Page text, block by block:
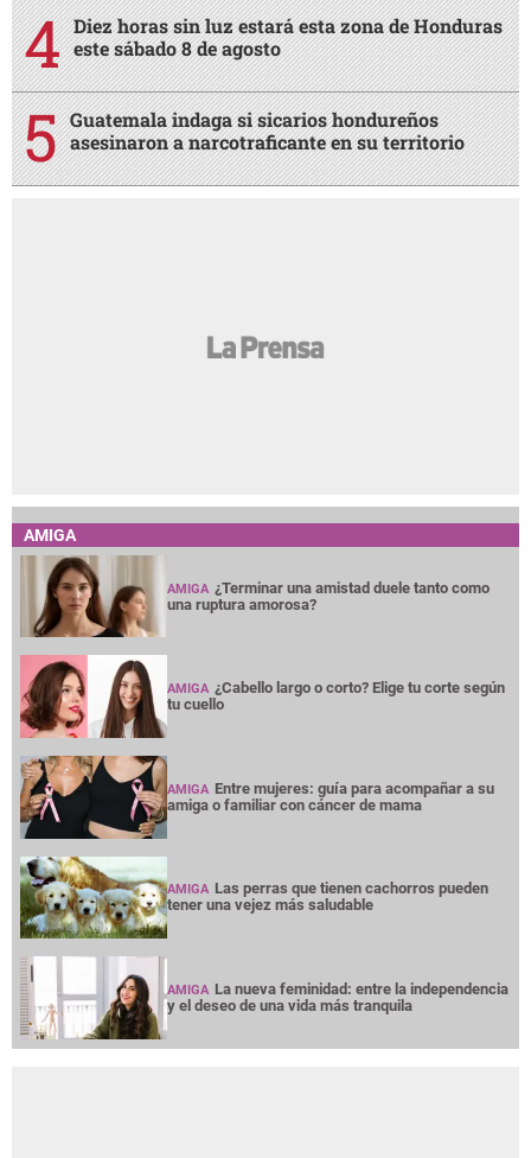
Diez horas sin luz estará esta zona de Honduras
este sábado 8 de agosto
Guatemala indaga si sicarios hondureños
asesinaron a narcotraficante en su territorio
AMIGA
AMIGA ¿Terminar una amistad duele tanto como
una ruptura amorosa?
AMIGA ¿Cabello largo o corto? Elige tu corte según
tu cuello
AMIGA Entre mujeres: guía para acompañar a su
amiga o familiar con cáncer de mama
AMIGA Las perras que tienen cachorros pueden
tener una vejez más saludable
AMIGA La nueva feminidad: entre la independencia
y el deseo de una vida más tranquila